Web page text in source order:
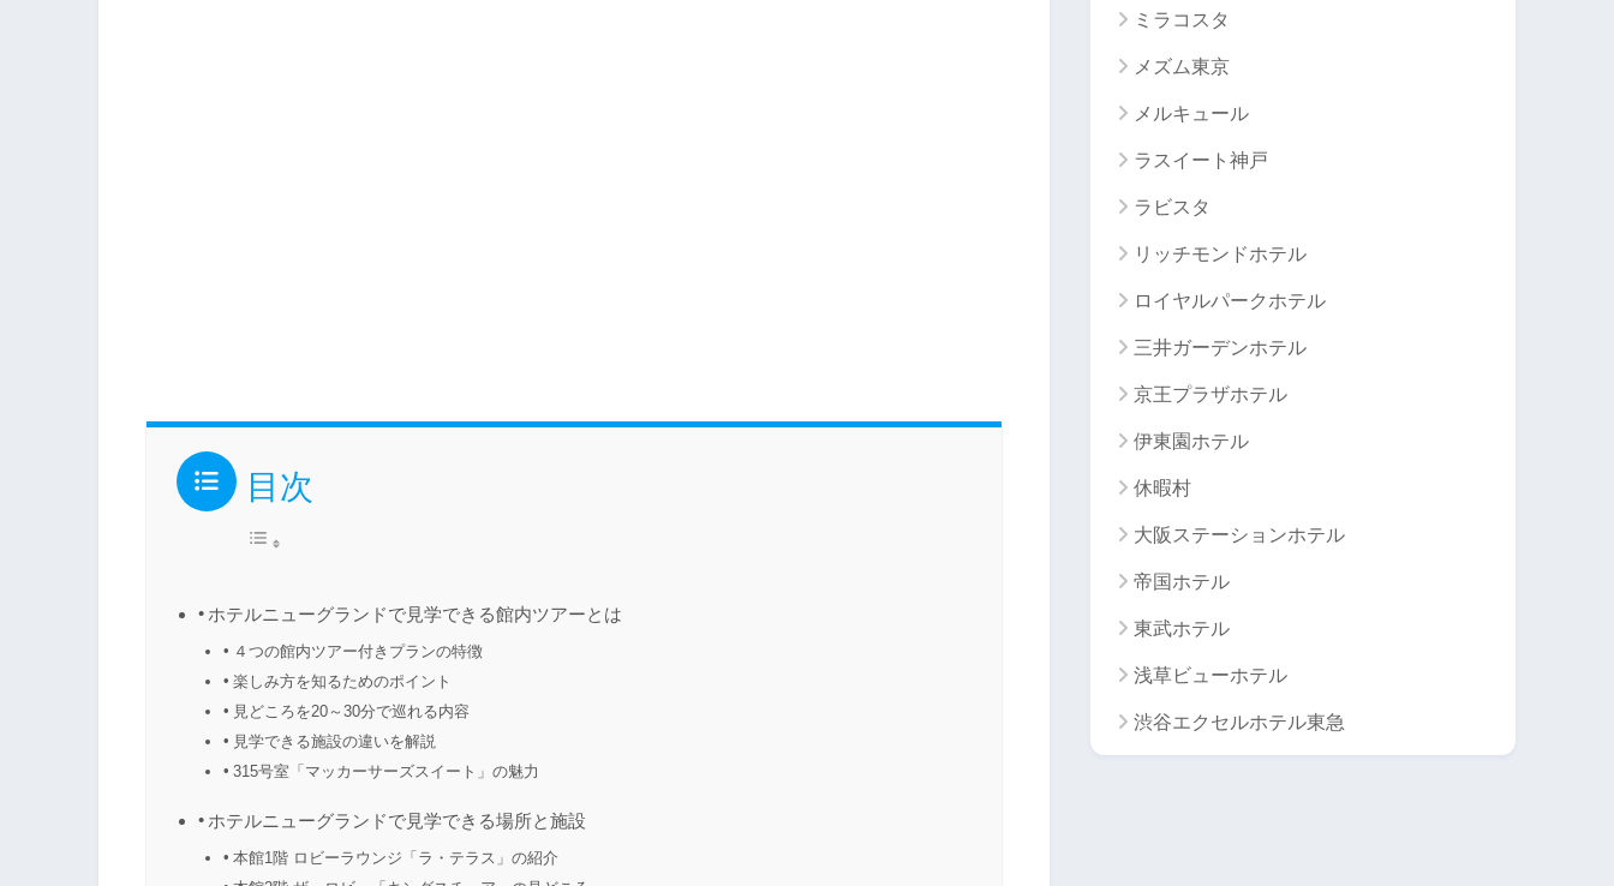
目次
ホテルニューグランドで見学できる館内ツアーとは
４つの館内ツアー付きプランの特徴
楽しみ方を知るためのポイント
見どころを20～30分で巡れる内容
見学できる施設の違いを解説
315号室「マッカーサーズスイート」の魅力
ホテルニューグランドで見学できる場所と施設
本館1階 ロビーラウンジ「ラ・テラス」の紹介
ミラコスタ
メズム東京
メルキュール
ラスイート神戸
ラビスタ
リッチモンドホテル
ロイヤルパークホテル
三井ガーデンホテル
京王プラザホテル
伊東園ホテル
休暇村
大阪ステーションホテル
帝国ホテル
東武ホテル
浅草ビューホテル
渋谷エクセルホテル東急